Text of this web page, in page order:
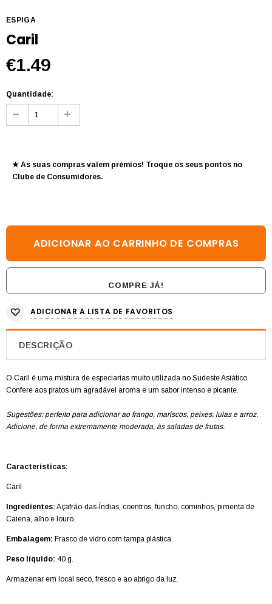
ESPIGA
Caril
€1.49
Quantidade:
★ As suas compras valem prémios! Troque os seus pontos no
Clube de Consumidores.
COMPRE JÁ!
ADICIONAR A LISTA DE FAVORITOS
DESCRIÇÃO
O Caril é uma mistura de especiarias muito utilizada no Sudeste Asiático.
Confere aos pratos um agradável aroma e um sabor intenso e picante.
Sugestões: perfeito para adicionar ao frango, mariscos, peixes, lulas e arroz.
Adicione, de forma extremamente moderada, às saladas de frutas.
Características:
Caril
Ingredientes: Açafrão-das-Índias, coentros, funcho, cominhos, pimenta de
Caiena, alho e louro.
Embalagem: Frasco de vidro com tampa plástica
Peso líquido: 40 g.
Armazenar em local seco, fresco e ao abrigo da luz.